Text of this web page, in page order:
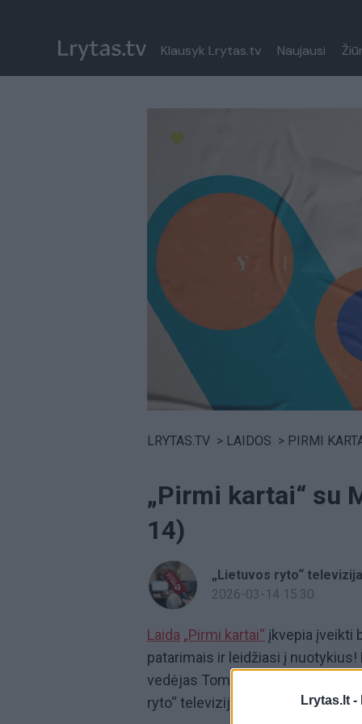
Lrytas.lt -
Klausyk Lrytas.tv Naujausi
LRYTAS.TV > LAIDOS > PIRMI
„Pirmi kartai“ su
14)
„Lietuvos ryto“ televizija
2026-03-14 15:30
Laida „Pirmi kartai“ įkvepia įveikti
patarimais ir leidžiasi į nuotykius!
vedėjas Tomas Grigaitis. Ją
ryto“ televiziją.